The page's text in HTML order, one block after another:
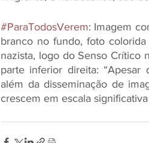
#ParaTodosVerem: Imagem
branco no fundo, foto
nazista, logo do Senso Crítico
parte inferior direita:
além da disseminação de
crescem em escala significativa